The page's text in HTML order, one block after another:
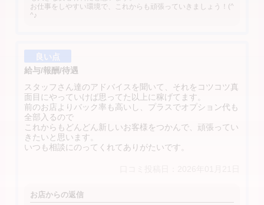
お仕事をしやすい環境で、これからも頑張っていきましょう！(^
^♪
良い点
給与/報酬/待遇
スタッフさん達のアドバイスを聞いて、それをコツコツ真
面目にやっていけば思ってた以上に稼げてます。
前のお店よりバック率も高いし、プラスでオプション代も
全部入るので
これからもどんどん新しいお客様をつかんで、頑張ってい
きたいと思います。
いつも相談にのってくれてありがたいです。
お店からの返信